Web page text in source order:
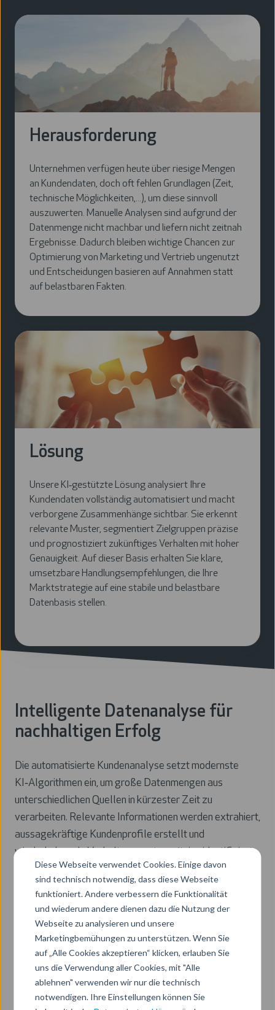
Diese Webseite verwendet Cookies. Einige davon
sind technisch notwendig, dass diese Webseite
funktioniert. Andere verbessern die Funktionalität
und wiederum andere dienen dazu die Nutzung der
Webseite zu analysieren und unsere
Marketingbemühungen zu unterstützen. Wenn Sie
auf „Alle Cookies akzeptieren“ klicken, erlauben Sie
uns die Verwendung aller Cookies, mit "Alle
ablehnen" verwenden wir nur die technisch
notwendigen. Ihre Einstellungen können Sie
Herausforderung
Unternehmen verfügen heute über riesige Mengen
an Kundendaten, doch oft fehlen Grundlagen (Zeit,
technische Möglichkeiten,...), um diese sinnvoll
auszuwerten. Manuelle Analysen sind aufgrund der
Datenmenge nicht machbar und liefern nicht zeitnah
Ergebnisse. Dadurch bleiben wichtige Chancen zur
Optimierung von Marketing und Vertrieb ungenutzt
und Entscheidungen basieren auf Annahmen statt
auf belastbaren Fakten.
Lösung
Unsere KI‑gestützte Lösung analysiert Ihre
Kundendaten vollständig automatisiert und macht
verborgene Zusammenhänge sichtbar. Sie erkennt
relevante Muster, segmentiert Zielgruppen präzise
und prognostiziert zukünftiges Verhalten mit hoher
Genauigkeit. Auf dieser Basis erhalten Sie klare,
umsetzbare Handlungsempfehlungen, die Ihre
Marktstrategie auf eine stabile und belastbare
Datenbasis stellen.
Intelligente Datenanalyse für
nachhaltigen Erfolg
Die automatisierte Kundenanalyse setzt modernste
KI‑Algorithmen ein, um große Datenmengen aus
unterschiedlichen Quellen in kürzester Zeit zu
verarbeiten. Relevante Informationen werden extrahiert,
aussagekräftige Kundenprofile erstellt und
wiederkehrende Verhaltensmuster präzise identifiziert.
Die Lösung liefert nicht nur historische
Auswertungen, sondern auch vorausschauende
Datenanalysen, die zukünftige Trends und
Kaufentscheidungen zuverlässig prognostizieren.
Dadurch profitieren Sie von klaren Insights, mit denen
Marketingkampagnen gezielt ausgerichtet, Angebote
personalisiert und Kundenbedürfnisse frühzeitig erkannt
werden – ganz ohne zusätzlichen manuellen Aufwand.